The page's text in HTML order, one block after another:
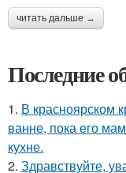
читать дальше →
Последние
1. В красноярском
ванне, пока его
кухне.
2. Здравствуйте,